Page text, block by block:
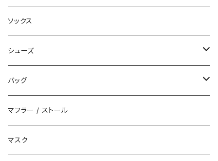
ベスト
デニムパンツ
ニット帽 / ビーニー
キャップ
ハット
ソックス
シューズ
スニーカー
サンダル
ブーツ
バッグ
エコバッグ / マーケットバッグ
ショルダーバッグ
マフラー / ストール
マスク